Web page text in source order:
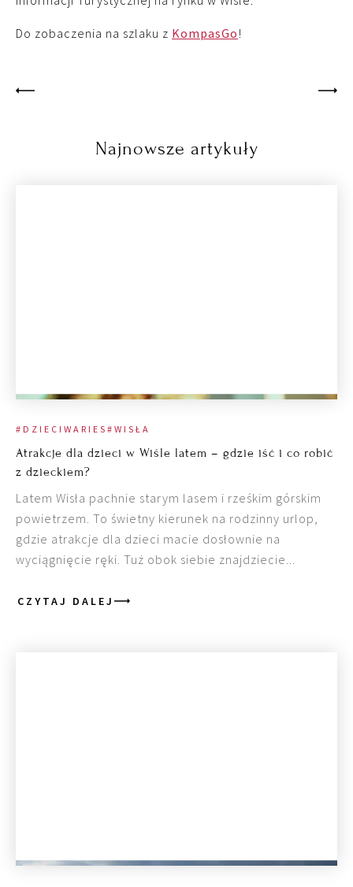
Do zobaczenia na szlaku z KompasGo !
Najnowsze artykuły
#DZIECIWARIES #WISŁA
Atrakcje dla dzieci w Wiśle latem – gdzie iść i co robić
z dzieckiem?
Latem Wisła pachnie starym lasem i rześkim górskim
powietrzem. To świetny kierunek na rodzinny urlop,
gdzie atrakcje dla dzieci macie dosłownie na
wyciągnięcie ręki. Tuż obok siebie znajdziecie...
CZYTAJ DALEJ